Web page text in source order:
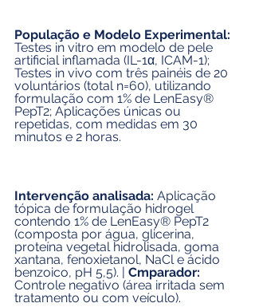
População e Modelo Experimental:
Testes in vitro em modelo de pele
artificial inflamada (IL-1α, ICAM-1);
Testes in vivo com três painéis de 20
voluntários (total n=60), utilizando
formulação com 1% de LenEasy®
PepT2; Aplicações únicas ou
repetidas, com medidas em 30
minutos e 2 horas.
Intervenção analisada: Aplicação
tópica de formulação hidrogel
contendo 1% de LenEasy® PepT2
(composta por água, glicerina,
proteína vegetal hidrolisada, goma
xantana, fenoxietanol, NaCl e ácido
benzoico, pH 5,5). | Cmparador:
Controle negativo (área irritada sem
tratamento ou com veículo).